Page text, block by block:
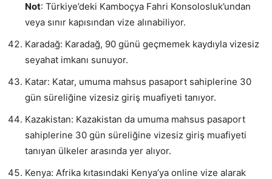
Not: Türkiye’deki Kamboçya Fahri Konsolosluk’undan
veya sınır kapısından vize alınabiliyor.
Karadağ: Karadağ, 90 günü geçmemek kaydıyla vizesiz
seyahat imkanı sunuyor.
Katar: Katar, umuma mahsus pasaport sahiplerine 30
gün süreliğine vizesiz giriş muafiyeti tanıyor.
Kazakistan: Kazakistan da umuma mahsus pasaport
sahiplerine 30 gün süreliğine vizesiz giriş muafiyeti
tanıyan ülkeler arasında yer alıyor.
Kenya: Afrika kıtasındaki Kenya’ya online vize alarak